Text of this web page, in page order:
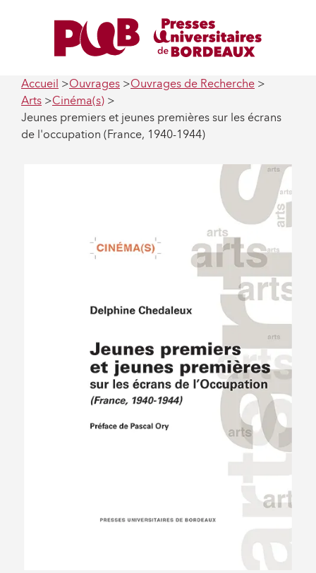
Accueil Ouvrages
Ouvrages de Recherche
Arts
Cinéma(s)
Jeunes premiers et jeunes premières sur les écrans
de l'occupation (France, 1940-1944)